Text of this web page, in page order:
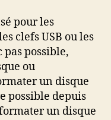
pour les
clefs USB ou les
pas possible,
ou
un disque
possible depuis
un disque